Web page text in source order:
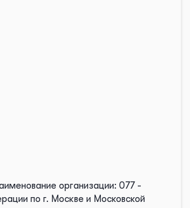
организации: 077 -
по г. Москве и Московской